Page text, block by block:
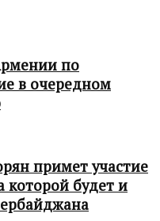
по
в очередном
примет участие
которой будет и